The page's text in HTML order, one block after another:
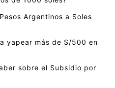
Argentinos a Soles
yapear más de S/500 en
sobre el Subsidio por